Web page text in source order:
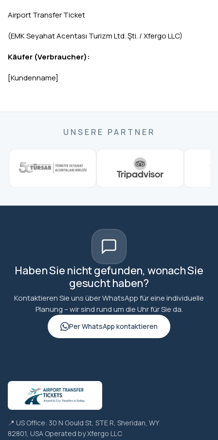
Airport Transfer Ticket
(EMK Seyahat Acentası Turizm Ltd. Şti. / Xfergo LLC)
Käufer (Verbraucher):
[Kundenname]
UNSERE PARTNER
Haben Sie nicht gefunden, wonach Sie
gesucht haben?
Kontaktieren Sie uns über WhatsApp für eine individuelle
Planung – wir sind rund um die Uhr für Sie da.
Per WhatsApp kontaktieren
📍 US Office: 30 N Gould St, STE R, Sheridan, WY
82801, USA Operated by Xfergo LLC